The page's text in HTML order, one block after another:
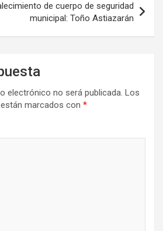
de cuerpo de seguridad
municipal: Toño Astiazarán
electrónico no será publicada. Los
marcados con *